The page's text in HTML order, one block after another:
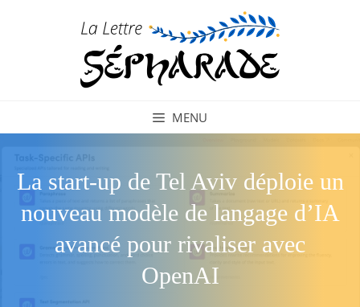
MENU
La start-up de Tel Aviv déploie un
nouveau modèle de langage d’IA
avancé pour rivaliser avec
OpenAI